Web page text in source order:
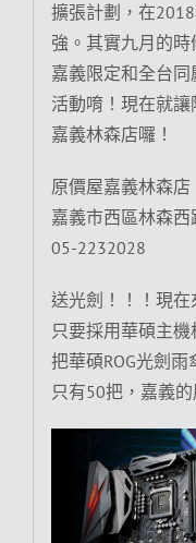
擴張計劃，在
強。其實九月的
嘉義限定和全台
活動唷！現在就
嘉義林森店囉！
原價屋嘉義林森店
嘉義市西區林森西
05-2232028
送光劍！！！現在
只要採用華碩主
把華碩ROG光劍
只有50把，嘉義